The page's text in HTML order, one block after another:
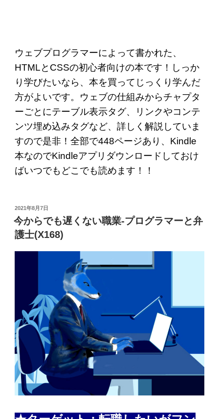
ウェブプログラマーによって書かれた、
HTMLとCSSの初心者向けの本です！しっか
り学びたいなら、本を買ってじっくり学んだ
方がよいです。ウェブの仕組みからチャプタ
ーごとにテーブル表示タグ、リンクやコンテ
ンツ埋め込みタグなど、詳しく解説していま
すので是非！全部で448ページあり、Kindle
本なのでKindleアプリダウンロードしておけ
ばいつでもどこでも読めます！！
投
稿
日:
2021年8月7日
今からでも遅くない職業-プログラマーと弁
護士(X168)